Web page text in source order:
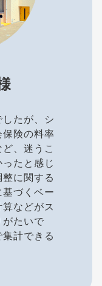
たが、シ
保険の料率
、迷うこ
たと感じ
に関する
づくベー
などがス
がたいで
計できる